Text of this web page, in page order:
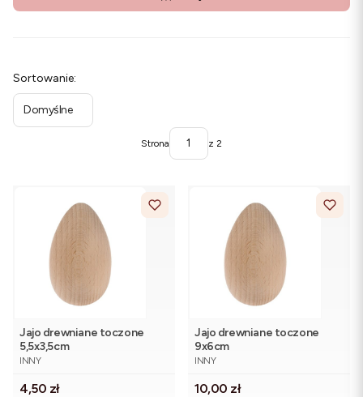
Lista produktów
Sortowanie:
Domyślne
Strona z 2
Jajo drewniane toczone
5,5x3,5cm
PRODUCENT
INNY
Cena
4,50 zł
Jajo drewniane toczone
9x6cm
PRODUCENT
INNY
Cena
10,00 zł